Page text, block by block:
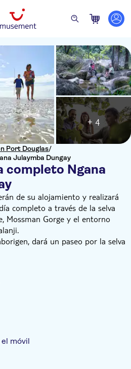
Port Douglas/
Julaymba Dungay
completo Ngana
+ 4
de su alojamiento y realizará
completo a través de la selva
Mossman Gorge y el entorno
dará un paseo por la selva
áreas culturalmente
las increíbles relaciones que los
su tierra, sobre su historia, cultura
y medicinas que utilizan que
algunos bush tucker y
probará algunas prácticas de
como el uso de un boomerang y
tienes suerte, ¡podrías atrapar un
la aventura visitarás un
podrás refrescarte.
móvil